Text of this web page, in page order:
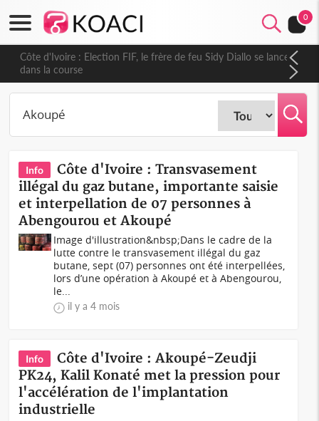
0
Côte d'Ivoire : Election FIF, le frère de feu Sidy Diallo se lance
dans la course
Info
Côte d'Ivoire : Transvasement
illégal du gaz butane, importante saisie
et interpellation de 07 personnes à
Abengourou et Akoupé
Image d'illustration&nbsp;Dans le cadre de la
lutte contre le transvasement illégal du gaz
butane, sept (07) personnes ont été interpellées,
lors d’une opération à Akoupé et à Abengourou,
le...
il y a 4 mois
Info
Côte d'Ivoire : Akoupé-Zeudji
PK24, Kalil Konaté met la pression pour
l'accélération de l'implantation
industrielle